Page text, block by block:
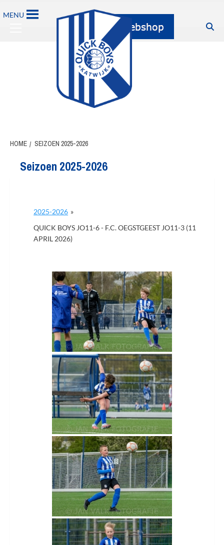
naar
MENU
Primary
HOME SEIZOEN 2025-2026
Seizoen 2025-2026
2025-2026 »
QUICK BOYS JO11-6 - F.C. OEGSTGEEST JO11-3 (11
APRIL 2026)